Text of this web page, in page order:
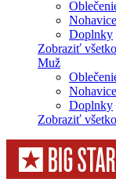
Nohavice
Doplnky
Zobraziť všetko
Muž
Nohavice
Doplnky
Zobraziť všetko